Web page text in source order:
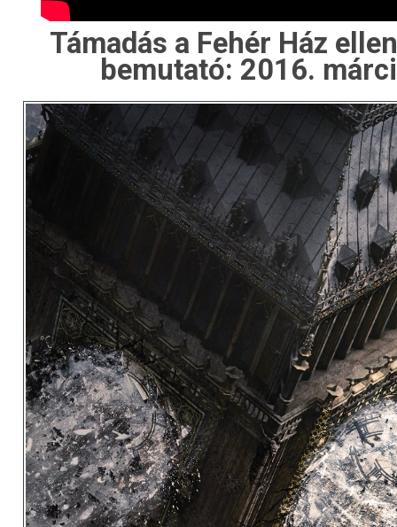
Támadás a Fehér Ház
bemutató: 2016.